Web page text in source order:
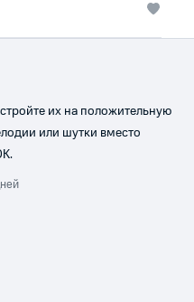
их на положительную
или шутки вместо